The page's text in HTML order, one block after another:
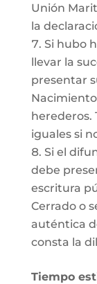
Unión
la
Si hubo
llevar la
presentar
herederos.
iguales si
Si el
debe
escritura
Cerrado o
auténtica
consta la
Tiempo